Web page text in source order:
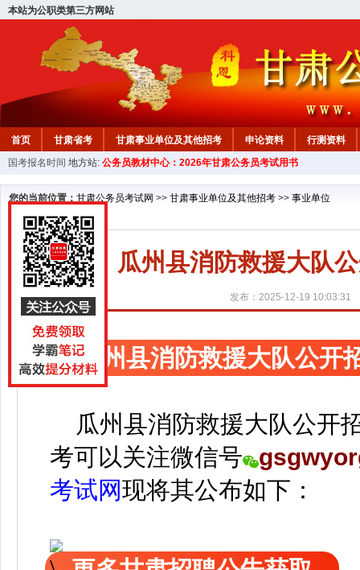
本站为公职类第三方网站
首页 甘肃省考 甘肃事业单位及其他招考 申论资料
行测资料
国考报名时间 地方站: 公务员教材中心：2026年甘肃公务员考试用书
您的当前位置： 甘肃公务员考试网 >> 甘肃事业单位及其他招考 >> 事业单位
瓜州县消防救援大队
发布：2025-12-19 10:03:31
瓜州县消防救援大队公开
瓜州县消防救援大队公开
考可以关注微信号
考试网现将其公布如下：